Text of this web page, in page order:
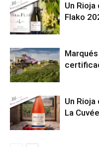
Un Rioja
Flako
Un
La